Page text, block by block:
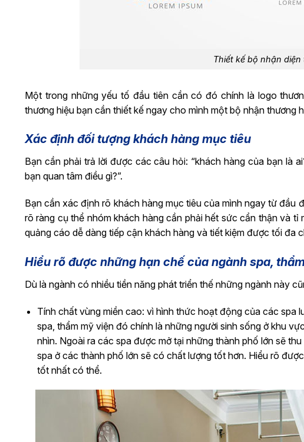
Thiết kế bộ nhận
Một trong những yếu tố đầu tiên cần có đó chính là logo
thương hiệu bạn cần thiết kế ngay cho mình một bộ nhận thương
Xác định đối tượng khách hàng mục tiêu
Bạn cần phải trả lời được các câu hỏi: “khách hàng của bạn là
bạn quan tâm điều gì?”.
Bạn cần xác định rõ khách hàng mục tiêu của mình ngay từ
rõ ràng cụ thể nhóm khách hàng cần phải hết sức cẩn thận và
quảng cáo dễ dàng tiếp cận khách hàng và tiết kiệm được tối đa
Hiểu rõ được những hạn chế của ngành spa,
Dù là ngành có nhiều tiền năng phát triển thế những ngành này
Tính chất vùng miền cao: vì hình thức hoạt động của các
spa, thẩm mỹ viện đó chính là những người sinh sống ở khu
nhìn. Ngoài ra các spa được mở tại những thành phố lớn sẽ
spa ở các thành phố lớn sẽ có chất lượng tốt hơn. Hiểu rõ
tốt nhất có thể.